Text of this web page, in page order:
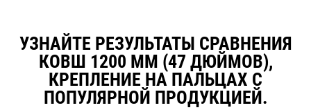
УЗНАЙТЕ РЕЗУЛЬТАТЫ СРАВНЕНИЯ
КОВШ 1200 ММ (47 ДЮЙМОВ),
КРЕПЛЕНИЕ НА ПАЛЬЦАХ С
ПОПУЛЯРНОЙ ПРОДУКЦИЕЙ.